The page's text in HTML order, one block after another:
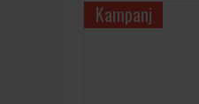
Kampanj